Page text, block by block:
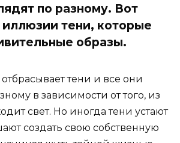
по разному. Вот
тени, которые
образы.
тени и все они
в зависимости от того, из
свет. Но иногда тени устают
создать свою собственную